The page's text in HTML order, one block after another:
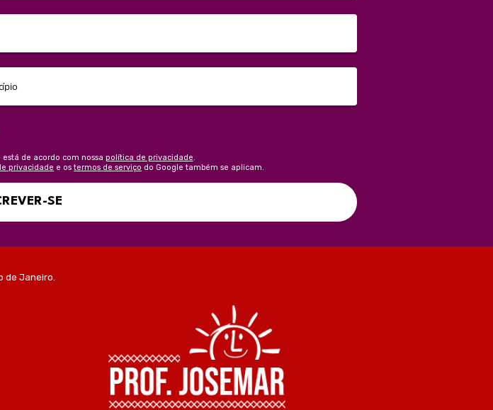
de acordo com nossa política de privacidade.
privacidade e ostermos de serviço do Google também se aplicam.
SE
de Janeiro.